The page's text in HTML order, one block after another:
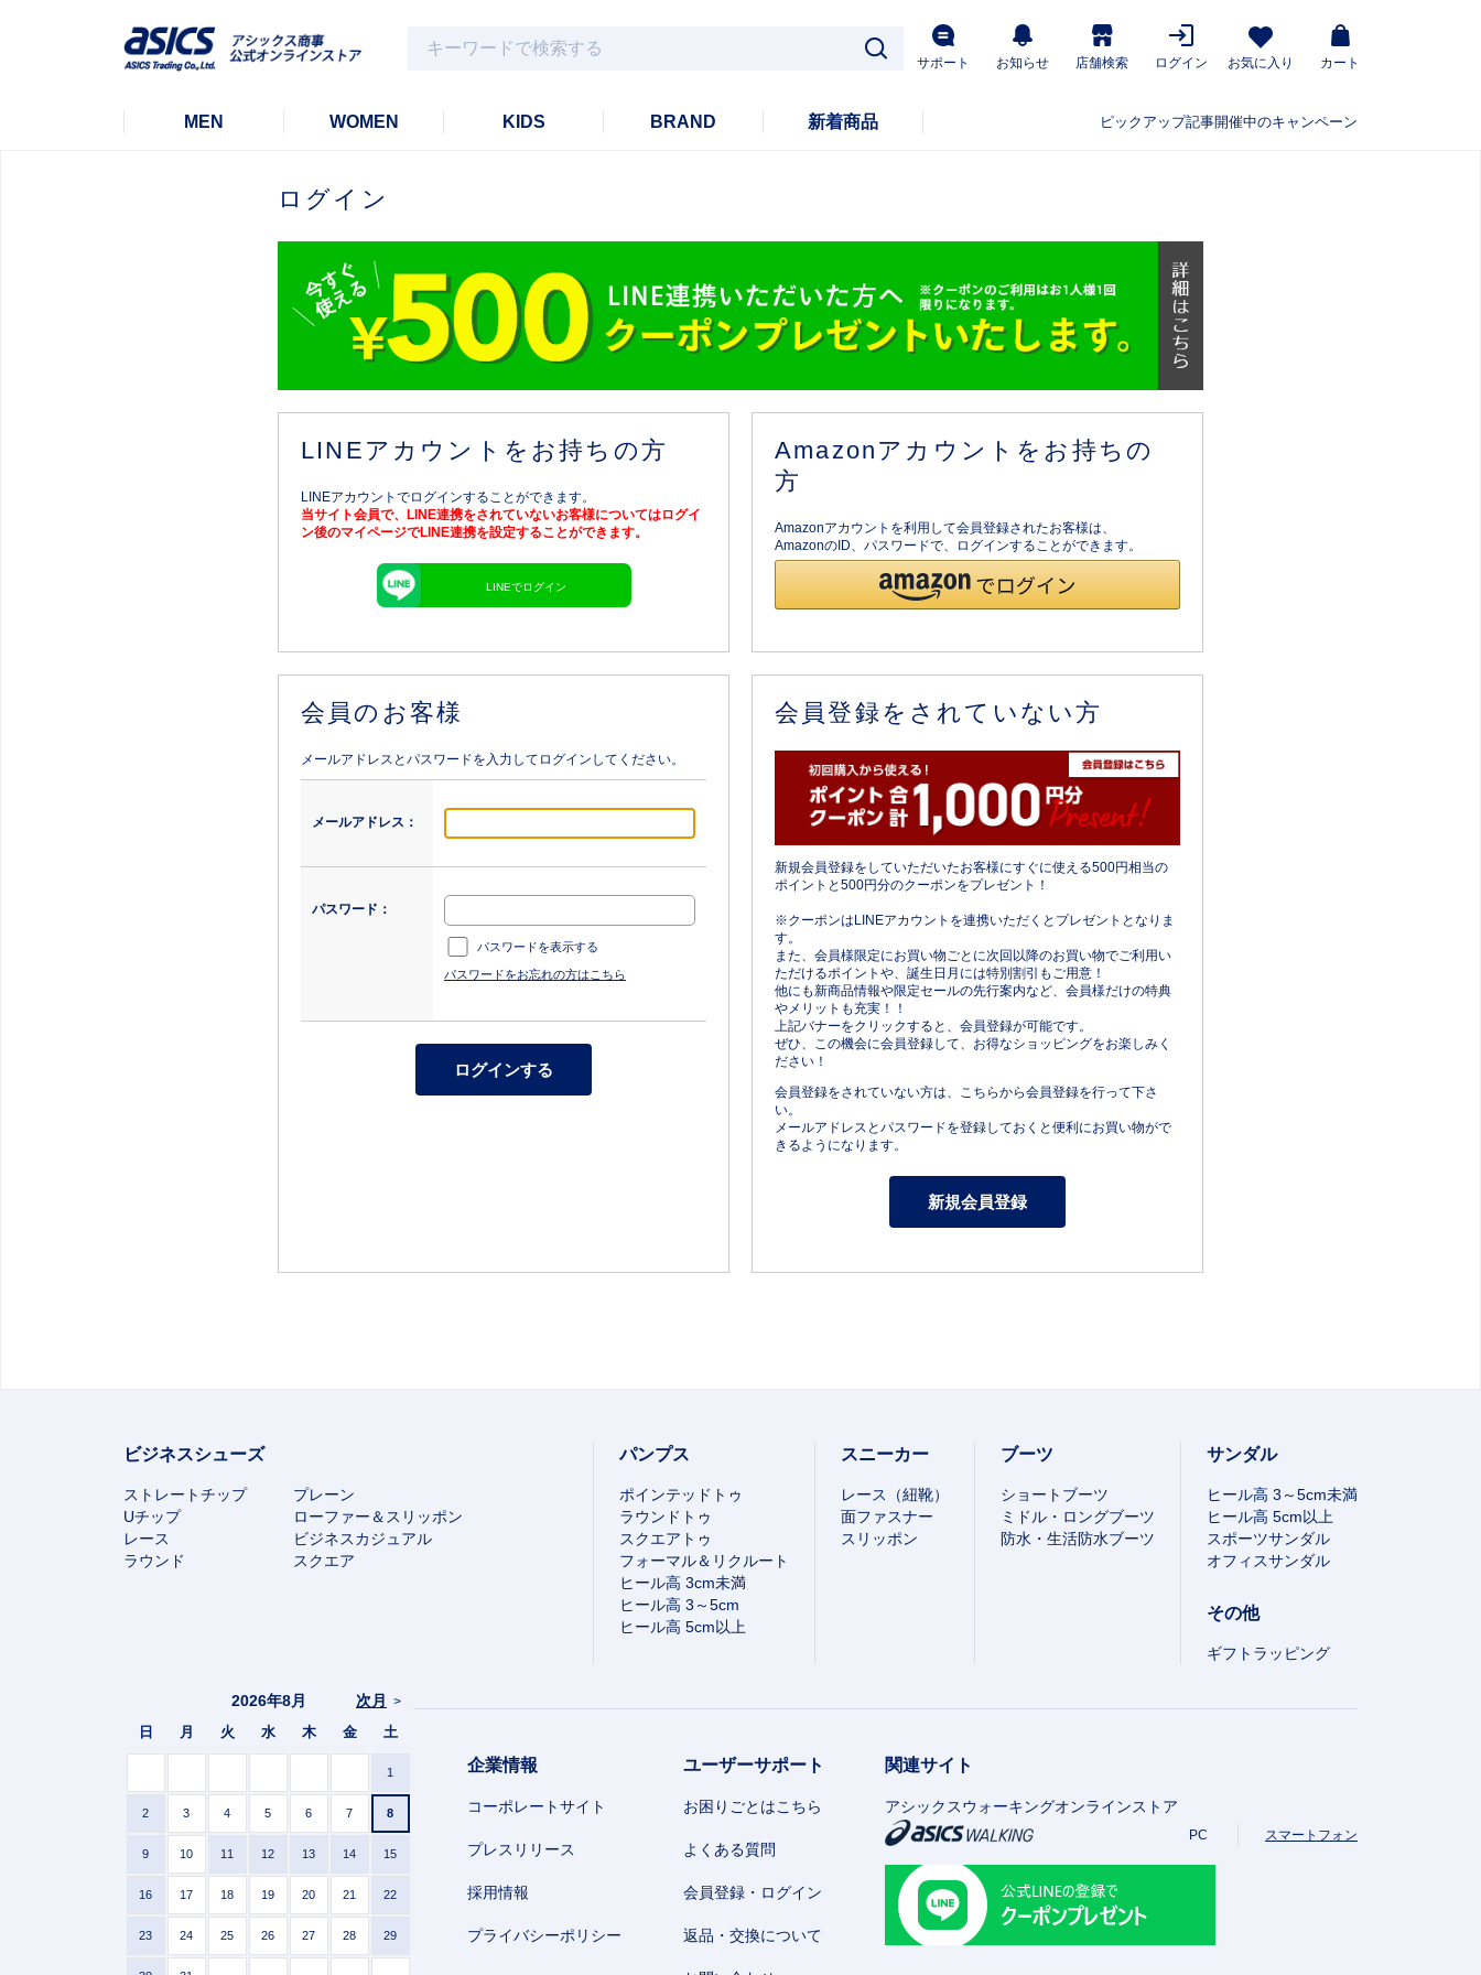
サポート お知らせ 店舗検索 ログイン お気に入り カート
MEN WOMEN KIDS BRAND 新着商品 ピックアップ記事開催中のキャンペーン
ログイン
LINEアカウントをお持ちの方
LINEアカウントでログインすることができます。
当サイト会員で、LINE連携をされていないお客様についてはログイ
ン後のマイページでLINE連携を設定することができます。
LINEでログイン
Amazonアカウントをお持ちの
方
Amazonアカウントを利用して会員登録されたお客様は、
AmazonのID、パスワードで、ログインすることができます。
会員のお客様
メールアドレスとパスワードを入力してログインしてください。
メールアドレス：
パスワード：
パスワードを表示する
パスワードをお忘れの方はこちら
会員登録をされていない方
新規会員登録をしていただいたお客様にすぐに使える500円相当の
ポイントと500円分のクーポンをプレゼント！
※クーポンはLINEアカウントを連携いただくとプレゼントとなりま
す。
また、会員様限定にお買い物ごとに次回以降のお買い物でご利用い
ただけるポイントや、誕生日月には特別割引もご用意！
他にも新商品情報や限定セールの先行案内など、会員様だけの特典
やメリットも充実！！
上記バナーをクリックすると、会員登録が可能です。
ぜひ、この機会に会員登録して、お得なショッピングをお楽しみく
ださい！
会員登録をされていない方は、こちらから会員登録を行って下さ
い。
メールアドレスとパスワードを登録しておくと便利にお買い物がで
きるようになります。
ビジネスシューズ
ストレートチップ
プレーン
Uチップ
ローファー＆スリッポン
レース
ビジネスカジュアル
ラウンド
スクエア
パンプス
ポインテッドトゥ
ラウンドトゥ
スクエアトゥ
フォーマル＆リクルート
ヒール高 3cm未満
ヒール高 3～5cm
ヒール高 5cm以上
スニーカー
レース（紐靴）
面ファスナー
スリッポン
ブーツ
ショートブーツ
ミドル・ロングブーツ
防水・生活防水ブーツ
サンダル
ヒール高 3～5cm未満
ヒール高 5cm以上
スポーツサンダル
オフィスサンダル
その他
ギフトラッピング
次月 >
2026年8月
日 月 火 水 木 金 土
1
2 3 4 5 6 7 8
9 10 11 12 13 14 15
16 17 18 19 20 21 22
23 24 25 26 27 28 29
企業情報
コーポレートサイト
プレスリリース
採用情報
プライバシーポリシー
ユーザーサポート
お困りごとはこちら
よくある質問
会員登録・ログイン
返品・交換について
関連サイト
アシックスウォーキングオンラインストア
PC スマートフォン